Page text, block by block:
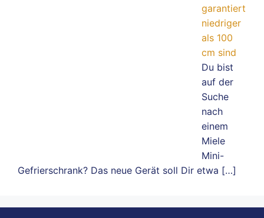
garantiert
niedriger
als 100
cm sind
Du bist
auf der
Suche
nach
einem
Miele
Mini-
Gefrierschrank? Das neue Gerät soll Dir etwa […]